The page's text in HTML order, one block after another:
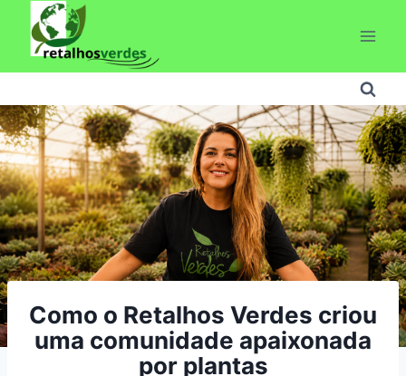
para
Como o Retalhos Verdes criou
uma comunidade apaixonada
por plantas